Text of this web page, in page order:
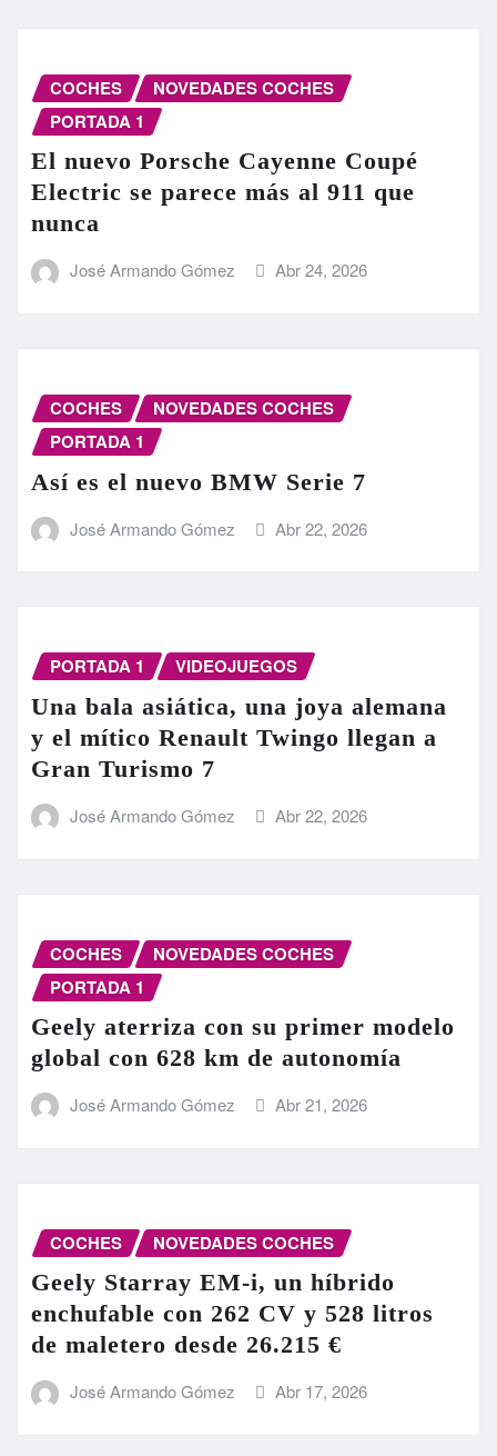
COCHES
NOVEDADES COCHES
PORTADA 1
El nuevo Porsche Cayenne Coupé
Electric se parece más al 911 que
nunca
José Armando Gómez Abr 24, 2026
COCHES
NOVEDADES COCHES
PORTADA 1
Así es el nuevo BMW Serie 7
José Armando Gómez Abr 22, 2026
PORTADA 1 VIDEOJUEGOS
Una bala asiática, una joya alemana
y el mítico Renault Twingo llegan a
Gran Turismo 7
José Armando Gómez Abr 22, 2026
COCHES
NOVEDADES COCHES
PORTADA 1
Geely aterriza con su primer modelo
global con 628 km de autonomía
José Armando Gómez Abr 21, 2026
COCHES NOVEDADES COCHES
Geely Starray EM-i, un híbrido
enchufable con 262 CV y 528 litros
de maletero desde 26.215 €
José Armando Gómez Abr 17, 2026